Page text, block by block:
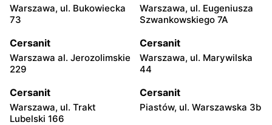
Warszawa, ul. Bukowiecka
73
Warszawa, ul. Eugeniusza
Szwankowskiego 7A
Cersanit
Warszawa al. Jerozolimskie
229
Cersanit
Warszawa, ul. Marywilska
44
Cersanit
Warszawa, ul. Trakt
Lubelski 166
Cersanit
Piastów, ul. Warszawska 3b